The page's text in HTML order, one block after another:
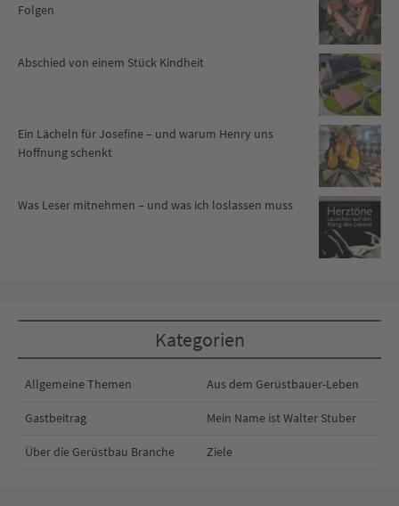
Folgen
Abschied von einem Stück Kindheit
Ein Lächeln für Josefine – und warum Henry uns
Hoffnung schenkt
Was Leser mitnehmen – und was ich loslassen muss
Kategorien
Allgemeine Themen Aus dem Gerüstbauer-Leben
Gastbeitrag Mein Name ist Walter Stuber
Über die Gerüstbau Branche Ziele